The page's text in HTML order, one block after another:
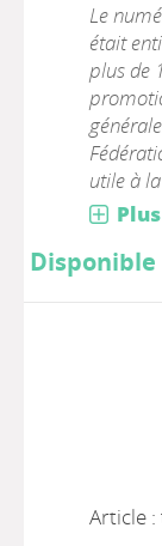
Le
était
plus de
utile à
Disponible
Article